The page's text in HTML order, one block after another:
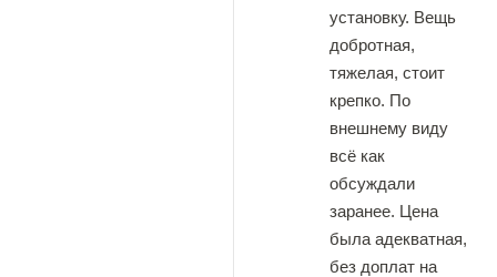
установку. Вещь
добротная,
тяжелая, стоит
крепко. По
внешнему виду
всё как
обсуждали
заранее. Цена
была адекватная,
без доплат на